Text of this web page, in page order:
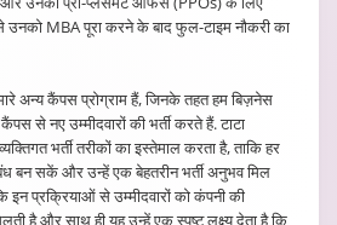
उनको MBA पूरा करने के बाद फुल-टाइम नौकरी का
अन्य कैंपस प्रोग्राम हैं, जिनके तहत हम बिज़नेस
से नए उम्मीदवारों की भर्ती करते हैं. टाटा
भर्ती तरीकों का इस्तेमाल करता है, ताकि हर
बन सकें और उन्हें एक बेहतरीन भर्ती अनुभव मिल
इन प्रक्रियाओं से उम्मीदवारों को कंपनी की
है और साथ ही यह उन्हें एक स्पष्ट लक्ष्य देता है कि